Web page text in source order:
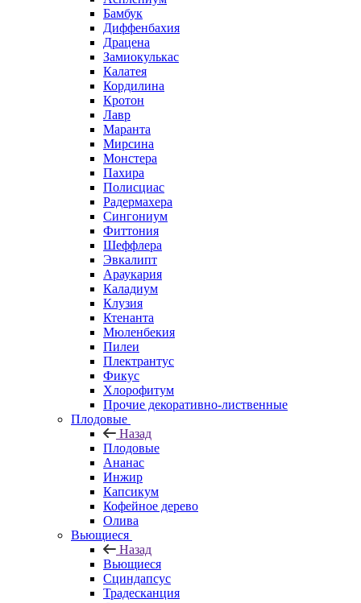
Бамбук
Диффенбахия
Драцена
Замиокулькас
Калатея
Кордилина
Кротон
Лавр
Маранта
Мирсина
Монстера
Пахира
Полисциас
Радермахера
Сингониум
Фиттония
Шеффлера
Эвкалипт
Араукария
Каладиум
Клузия
Ктенанта
Мюленбекия
Пилеи
Плектрантус
Фикус
Хлорофитум
Прочие декоративно-лиственные
Плодовые
Назад
Плодовые
Ананас
Инжир
Капсикум
Кофейное дерево
Олива
Вьющиеся
Назад
Вьющиеся
Сциндапсус
Традесканция